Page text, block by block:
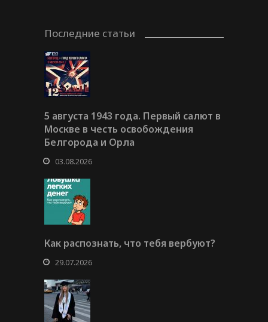
Последние статьи
5 августа 1943 года. Первый салют в
Москве в честь освобождения
Белгорода и Орла
03.08.2026
Как распознать, что тебя вербуют?
29.07.2026